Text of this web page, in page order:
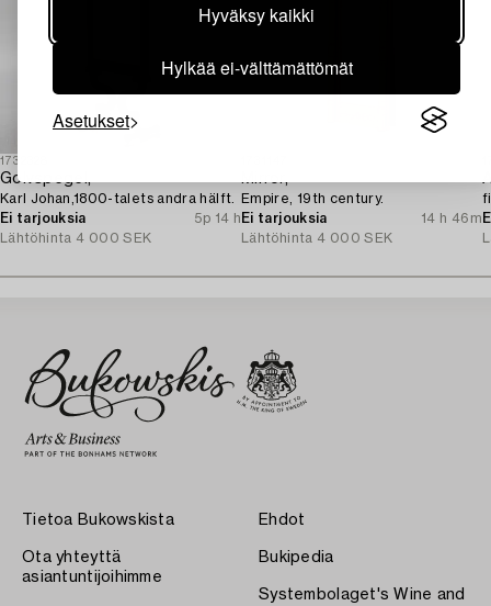
Hyväksy kaikki
Hylkää ei-välttämättömät
Asetukset
1732328
Golvspegel,
Karl Johan,1800-talets andra hälft.
Ei tarjouksia
5p 14 h
Lähtöhinta 4 000 SEK
Mirror,
Empire, 19th century.
Ei tarjouksia
14 h 46m
Lähtöhinta 4 000 SEK
Tietoa Bukowskista
Ota yhteyttä
asiantuntijoihimme
Ehdot
Bukipedia
Systembolaget's Wine and